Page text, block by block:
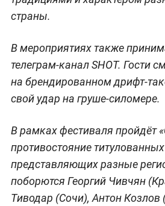
страны.
В мероприятиях также
телеграм-канал SHOT. Гости
на брендированном дрифт-
свой удар на груше-силомере.
В рамках фестиваля пройдёт
противостояние
представляющих разные
поборются Георгий Чивчян
Тиводар (Сочи), Антон